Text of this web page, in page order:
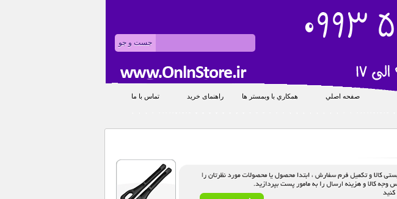
صفحه اصلي همکاري با وبمستر ها راهنمای خرید تماس با ما